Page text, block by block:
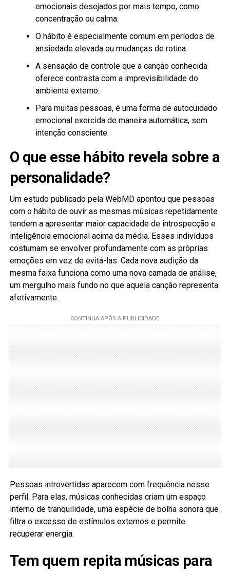
emocionais desejados por mais tempo, como
concentração ou calma.
O hábito é especialmente comum em períodos de
ansiedade elevada ou mudanças de rotina.
A sensação de controle que a canção conhecida
oferece contrasta com a imprevisibilidade do
ambiente externo.
Para muitas pessoas, é uma forma de autocuidado
emocional exercida de maneira automática, sem
intenção consciente.
O que esse hábito revela sobre a
personalidade?
Um estudo publicado pela WebMD apontou que pessoas
com o hábito de ouvir as mesmas músicas repetidamente
tendem a apresentar maior capacidade de introspecção e
inteligência emocional acima da média. Esses indivíduos
costumam se envolver profundamente com as próprias
emoções em vez de evitá-las. Cada nova audição da
mesma faixa funciona como uma nova camada de análise,
um mergulho mais fundo no que aquela canção representa
afetivamente.
Pessoas introvertidas aparecem com frequência nesse
perfil. Para elas, músicas conhecidas criam um espaço
interno de tranquilidade, uma espécie de bolha sonora que
filtra o excesso de estímulos externos e permite
recuperar energia.
Tem quem repita músicas para